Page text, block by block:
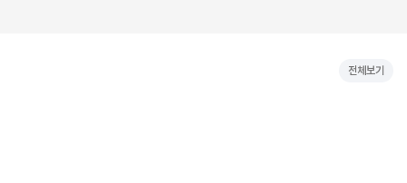
전체보기